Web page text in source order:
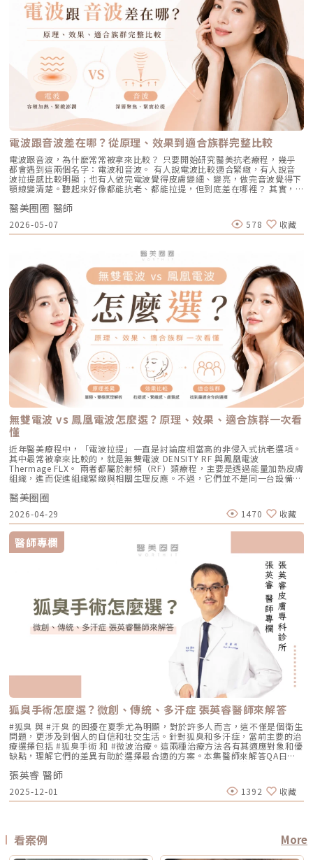
避孕一段時間；而戰痘雷射純粹是物理性光電治療，對全身系統無影響（但
孕婦本身基於安全考量，雷射療程前仍須經醫師評估）。 滿臉油光、毛孔
粗大者：即使目前沒有嚴重的發炎痘痘，但深受「中東油田」困擾，希望從
根本減少出油量的人。 作息不正常、壓力型成人痘：針對因為熬夜、壓力
大導致賀爾蒙波動，進而反覆在下巴、兩頰爆發的成人痘，精準破壞皮脂腺
能有效阻斷復發。 深色肌膚患者：過去許多雷射（如脈衝光、某些淨膚雷
射）在深色肌膚上容易引發熱傷害或色素沉澱（反黑）。AviClear 的
1726nm 波長針對的是「油脂」而非「黑色素」，因此適用於 Fitzpatrick
膚色分類的 I 到 VI 型（包含極深色肌膚），安全性極高。AviClear 戰痘雷
射 常見 QA 總整理在決定進行療程前，大家心中難免還有一些疑問。我們
整理了討論度最高的幾個問題：Q1：打 AviClear 戰痘雷射會痛嗎？需要敷
麻藥嗎？A：疼痛度極低，多數患者甚至不需要敷麻藥！怕痛的人有福了！
AviClear 搭載了專利的「AviCool™ 藍寶石冷卻技術」，探頭在雷射擊發的
前、中、後都會持續為肌膚表面降溫。治療過程中，主要會感覺到探頭冰冰
涼涼的，伴隨輕微的溫熱感或是像被橡皮筋輕彈的感覺。相較於傳統雷射或
手工清粉刺的痛楚，整體舒適度大幅提升，輕鬆就能完成療程。Q2：我現
在正在吃口服 A 酸，可以打 AviClear 嗎？A：建議先與主治醫師討論。一
般來說，口服 A 酸會讓皮膚變得比較薄且脆弱。多數醫師會建議在停用口服
A 酸至少 1 到 3 個月後，讓皮膚屏障稍微恢復，再來進行雷射治療會比較
安全。Q3：如果我只有局部（例如下巴）長痘痘，可以只打局部嗎？A：通
常建議「全臉治療」效果最佳。皮脂腺是分佈在全臉的，雖然目前只有下巴
在發炎，但其他區域的皮脂腺可能也處於過度活躍的狀態。全臉均勻施打可
以達到整體控油、預防其他部位未來爆發的效果。當然，醫師在施打時，會
針對正在發炎的嚴重區域特別加強能量。Q4：三次療程結束後，一輩子都
幅萎縮皮脂腺，把出油量降到極低，讓長痘痘的機率降到最低。但人體是有
自我修復機制的，經過數年後，部分皮脂腺可能會慢慢恢復部分功能。此
外，極端的壓力、嚴重的賀爾蒙失調依然可能引發零星的痘痘。但整體來
說，膚況絕對會比治療前穩定非常多。許多人會選擇在 1 到 2 年後，將
AviClear 作為年度的「控油進廠保養」來施打一次。Q5：打完 AviClear 後
有修復期嗎？該怎麼保養？A：由於屬於「非侵入性」的安全療程，術後皮
膚最多只會有輕微的泛紅，通常在幾個小時到一天內就會自然消退，完全不
影響日常上班上課。術後的保養也非常簡單：只要做好「基礎保濕」與「確
實防曬」，並在術後一週內暫停使用美白、酸類或去角質等刺激性產品即
可。對於忙碌的現代人來說，是非常友善的午休醫美選擇。拿回肌膚的主導
權，抗痘不再是一場苦戰青春痘從來就不只是一個表面的皮膚問題，它更深
刻地牽動著個人的自信心與社交生活。過去，嚴重痘痘肌患者往往陷入兩
難：任憑痘痘反覆肆虐，或是無奈忍受口服藥物的強烈副作用。隨著 2026
年新一代抗痘武器AviClear 戰痘雷射（1726nm）問世，無疑為醫學美容界
與深受痘痘困擾的患者，提供了一個全新、安全且具備極長效性的無藥物解
答。它成功將抗痘戰場，從伴隨負擔的全身性藥物代謝，精準轉移至局部的
皮脂腺控制，從源頭阻斷致痘環境。如果你也厭倦了反覆擦藥、吃藥的無盡
輪迴，渴望重新擁有一張清爽、穩定、不易泛油光的健康臉龐，建議尋求專
業醫師進行完整的膚況評估。透過精準的雷射療程規劃，為自己預約一個遠
離痘疤與油光的全新未來！
失與肌膚老化的重要因素之一。長期日曬會加速毛孔鬆弛，因此無論晴雨都
應確實做好防曬（塗抹防曬乳或物理性遮蔽）。醫美療程如何精準對抗毛孔
粗大？如果你期待的是肉眼可見的改善幅度，相比起日常保養，專業的醫美
療程通常會是更直接且具效率的選擇之一。隨著醫美科技的不斷進步，針對
不同成因的毛孔問題都有相對應的解方！1. 溫和深層清潔：海菲秀
（HydraFacial）原理：屬於非侵入性的保養。利用專利的負壓水渦流技
術，溫和無痛地吸出毛孔深層的黑頭、白頭粉刺與多餘皮脂，同時導入高濃
度的保濕與抗氧化精華。適合誰：出油粉刺型毛孔、怕痛不敢打雷射、想作
為重要活動前的急救保養者。效果與特色：做完當下皮膚立刻感受到「會呼
吸」的潔淨感，毛孔因為髒污被清空並喝飽水，視覺上會立刻變得細緻，且
無恢復期。2. 光電雷射：皮秒雷射（搭配特殊透鏡）原理：皮秒雷射
（Pico Laser）是目前詢問度最高的縮毛孔療程。核心在於加上了「蜂巢透
鏡」或「聚焦透鏡」。這能在不破壞表皮的情況下，將雷射光束匯聚，在真
皮層產生「空泡效應（LIOB）」。這就像是在皮膚深層進行微小的破壞，
藉此喚醒肌膚的自癒機制，大量刺激膠原蛋白與彈力纖維新生，進而把毛孔
周圍的凹陷給「撐」起來。適合誰：輕中度的老化型毛孔、輕微淺層痘疤、
想同時改善膚色不均與暗沉的人。效果與特色：熱傷害小，術後通常只會紅
腫1~3天，幾乎不影響日常生活。是目前 CP 值極高的定期保養型雷射。3.
重度凹洞救星：UP雷射原理：如果是屬於嚴重的「疤痕/凹洞型毛孔」，皮
秒雷射可能不夠力，這時候就需要汽化型雷射上場。例如 UP雷射
（UltraPulse），它能將能量精準且極深地打入真皮層甚至皮下組織，切斷
硬化的纖維化疤痕組織，進行深層的肌膚重建。適合誰：嚴重的冰鑿型痘
疤、嚴重凹洞型毛孔粗大。效果與特色：效果非常強大且顯著，但相對的
「破壞力」也強。術後會有明顯的點狀結痂、流組織液，恢復期較長（約需
波 Exion、無限電波 Potenza）原理：結合了「微針」與「電波（RF）」
雙重優勢。透過極細的微針穿透表皮，在到達真皮層特定深度時瞬間釋放電
波熱能。這不僅能刺激膠原蛋白與彈力蛋白重組（改善老化型毛孔），微針
的物理性破壞與電波熱能，還能破壞過度活躍的皮脂腺（改善出油型毛
孔）。適合誰：混合型毛孔（又油又鬆弛）、肝斑體質不適合打高能量雷射
者、想全面提升膚質緊緻度的人。效果與特色：因為熱能在皮膚深層釋放，
表皮的熱傷害極小，退紅快（通常隔天即可上妝）。對於膚質的「整體優
化」有非常亮眼的表現。5. 物理性微創重建：得美微針筆（Dermapen）原
理：透過儀器上極細微的針頭，在肌膚表層每秒創造出1,920的微小穿刺通
道。這種「微破壞」能直接啟動肌膚天然的傷口癒合機制，刺激膠原蛋白與
彈力蛋白增生。更棒的是，這些微通道能像海綿一樣，大幅提升後續保養精
華（如生長因子、高濃度玻尿酸）的吸收率，達到加乘的養膚效果。適合族
群：老化型毛孔、淺層凹洞型毛孔、膚質粗糙者，以及對部分能量型療程較
為敏感、希望降低反黑風險的族群（實際仍需由醫師評估）。效果與特色：
因為沒有雷射或電波的「熱傷害」，所以術後照顧相對簡單，反黑機率極
低。做完後通常會有 1~3 天的微泛紅，能溫和改善膚質與毛孔細緻度的新
興療程。醫美療程怎麼選？重點大評比為了讓你更清楚怎麼挑選，我們整理
了五大主力療程的比較表：療程後的關鍵：醫美術後保養黃金法則許多人投
入療程本身，卻忽略術後照護的重要性，可能影響修復效果，甚至增加色素
沉澱風險。掌握以下三大原則，有助於穩定膚況並延續療程效果：1. 加強保
濕修護雷射或電波療程後，肌膚屏障暫時較為脆弱，容易出現乾燥與水分流
失。建議選擇成分單純、無香精與酒精的保濕與修護產品（如玻尿酸、神經
醯胺），協助維持肌膚修復所需的穩定環境。2. 落實防曬措施術後肌膚對紫
外線較為敏感，建議使用足夠防曬係數（如 SPF30–50 以上），並搭配帽
子、陽傘等物理性防曬，以降低色素沉澱的風險。3. 避免刺激性保養於恢復
期間內，應暫停使用酸類（如果酸、水楊酸）、A醇、去角質及高刺激性美
白產品。實際恢復時間會依療程種類與個人膚況不同，建議依照醫師指示逐
步恢復日常保養。毛孔粗大常見問題Q&A Q1：做完醫美，毛孔就可以「完
全消失」嗎？ 這是不切實際的期望喔！毛孔是皮膚正常的生理結構，不可
能完全消失不見。醫美療程的目標是讓變大、變形毛孔「縮小、變淺」，讓
肌膚在視覺上達到平滑、細緻的效果，也就是俗稱的「水煮蛋肌」狀態。
Q2：打雷射縮毛孔，皮膚會不會越打越薄？ 正確的雷射治療不但不會讓皮
膚變薄，反而會因為刺激真皮層膠原蛋白新生，讓肌膚變得更厚實、更有彈
性！但前提是「間隔時間要充足」且「能量掌控得當」，過度頻繁的施打才
有可能破壞皮膚屏障。Q3：改善毛孔粗大，通常需要打幾次才有效？ 醫美
不是變魔術，通常需要一個「療程」的規劃。以皮秒雷射或微針電波為例，
通常會建議進行 3~5 次（每次間隔約 4~6 週）為一個完整療程。不過，多
數人在第 2 次治療後，就會感覺到上妝變得服貼、出油量減少的明顯變化
了。Q4：我是容易泛紅的敏感肌或酒糟肌，也能做醫美縮毛孔嗎？需經醫
師審慎評估。敏感肌或酒糟肌因皮膚屏障較脆弱，若在發炎尚未穩定的情況
下進行高能量雷射，可能增加泛紅加劇或刺激反應的風險。因此治療重點通
常會先放在「穩定膚況與降低發炎反應」，並依個別狀況調整可能的誘發因
素。待肌膚穩定後，再由醫師評估選擇較溫和的療程，例如微針類療程或能
量可精準控制的微針電波，以循序漸進方式改善毛孔粗大與膚質細緻度。
Q5：我平常有在擦酸類或A醇縮毛孔，做醫美前後需要停用嗎？建議暫停使
用，但實際時間需依療程種類與個人膚況調整。酸類（如果酸、水楊酸）與
A醇會促進角質代謝，可能在療程前後增加肌膚敏感度，使刺激反應（如泛
紅、乾燥）加劇，並提高色素沉澱的風險。一般常見建議為：療程前約3–7
天暫停使用，術後約1–2週再視肌膚修復狀況逐步恢復。但實際仍應依醫師
評估為準。在停用期間，建議以溫和清潔、加強保濕與修護（如玻尿酸、神
經醯胺等），並落實防曬措施，協助肌膚穩定修復。擺脫毛孔焦慮，找回平
滑自信肌對抗毛孔粗大是一場長期抗戰，它需要你改變不良的生活習慣、建
立正確的居家保養觀念，並適時借助醫美科技的強大力量來突破瓶頸。現在
的醫美技術已經能為各種膚況提供客製化的解決方案，如果不確定自己到底
是屬於哪一種毛孔類型，或者不知道該從哪一個療程下手，建議直接安排時
間到專業的醫美診所進行諮詢。透過醫師的專業評估，甚至搭配高階的肌膚
檢測儀器，才能為你規劃出最精準、最不走冤枉路的縮毛孔計畫！★溫馨提
考。為什麼斑點這麼難纏？了解色素成因，是選擇療程前最重要的一步許多
人以為斑點只是「曬太陽造成的色塊」，但實際上臉上的每一顆斑，都可能
有不同來源。色素形成的原因多元，深度位置也不相同，因此在治療上自然
不能以單一方式應對。常見的斑點來源包括：一、紫外線長期累積的影響日
曬會刺激黑色素細胞活躍，形成曬斑、雀斑或不均勻暗沉。二、基因與體質
因素有些人天生黑色素細胞較敏感，斑點更容易在年輕時就出現。三、荷爾
蒙波動包含懷孕、避孕藥、壓力、作息不穩等，都可能使色素活躍，例如熟
知的肝斑。四、發炎後色素沉澱（PIH）痘痘、皮膚受傷、過度刺激後，都
可能留下深淺不一的色沉。以上原因造成斑點呈現不同的「深度」「密度」
與「分布」，也使除斑變得不再只是把黑色素擊散這麼簡單。只要能量不
足，改善有限；能量過強，又可能刺激皮膚，造成修復期延長、色素反應，
甚至讓斑點反覆出現。也因為色素問題本身複雜，傳統除斑療程才會讓人覺
得「效果不一定穩定」。要真正提高治療的成功率，關鍵就在於是否能更精
準、穩定地處理不同深度的黑色素，同時降低熱傷害。什麼是 Reepot AI時
光雷射？從技術重新理解除斑Reepot AI時光雷射是一款以 532 nm 綠光為
基礎，並結合 AI 影像分析的智慧型色素雷射，已通過美國 FDA、韓國
KFDA 與台灣 TFDA 核可。它的設計目的，是讓除斑治療更精準、更安全，
也更符合亞洲膚質對低熱傷害的需求。透過AI智慧影像掃描技術，系統能先
辨識斑點的深度與分布，使能量設定更具科學依據。在治療作用上，
Reepot 搭載超低溫冷卻機制，能在能量擊發的同時以低溫保護皮膚，降低
紅腫與熱刺激。其能量原理以機械式震動分散黑色素為主，而非單純依賴高
熱破壞，因此對周邊組織更溫和。簡單來說，它讓除斑從過去較不穩定的模
式，提升為更可控、恢復期更短的療程設計。Reepot 三大核心技術：讓除
斑更精準、安全、穩定在眾多除斑雷射中，Reepot 之所以被視為新一代的
術，不只是把能量打在斑點上，而是以更科學、更安全的方式處理色素問
題。AutoDerm 智慧影像分析系統在正式治療前，系統會先掃描肌膚，辨識
每一處斑點的分布、深度與範圍。這讓醫師不再只依賴肉眼判斷，而是能透
過影像資訊調整能量，讓治療更客製化、也更一致。對於斑點多、深淺不一
或分布不規則的人來說，這項技術能有效提升治療的精準度。CPTL 超冷卻
保護除斑過程中最令人擔心的副作用之一，就是因熱能過高造成紅腫、脫
皮，甚至反黑。CPTL 的作用是在雷射擊發的同時迅速降溫，使肌膚保持在
低溫狀態，避免熱能向周圍擴散。皮膚被冷保護包覆後，不僅治療時更舒
適，也能減少後續的發炎反應，讓整體修復期縮短許多。VSLS色素冷剝離
技術在 532 奈米波長下，Reepot 的能量並非以高熱燒灼黑色素，而是以機
械式的震動作用使色素顆粒鬆動、分離，再交由身體自然代謝。這項機制能
同時保護真皮層的血管結構，減少對健康組織的影響，讓整個治療更溫和，
也降低出現過度刺激或色素反應的可能性。透過這三項核心技術的搭配，
Reepot 不只是單純「把斑點打掉」，而是以更安全、更穩定的方式改善色
素問題，也更符合現代人對於恢復期短、風險低的期待。Reepot 為何能將
斑點一撕即除？人工皮代謝讓改善更有感為什麼 Reepot 能做到治療後「撕
除人工皮時同步帶走斑點」？這與它的能量作用與術後設計密切相關。
Reepot 透過 532 nm 能量搭配冷剝離技術，使表層黑色素逐漸被帶向角質
層；治療後覆蓋的人工皮則提供穩定、封閉式的修復環境，讓色素在代謝期
間被更完整地固定在表皮。當人工皮在回診時由專業人員取下，老化角質連
同部分色素會一併脫落，因此能呈現出「一撕即除」的改善效果。以冷卻保
護與機械式震動相結合的方式，讓斑點代謝更有感，也讓治療成果更直觀。
誰適合做 Reepot？讓你一眼就能找到自己的定位Reepot 特別適合以下肌
膚需求： 曬斑、雀斑、老人斑、顴骨母斑 膚色暗沉不均，看起來不夠乾淨
或偏敏感，不敢嘗試侵略性太高的治療Reepot AI時光雷射的效果：一次能
改善什麼？以下為臨床上常見改善情況（效果因個人皮膚而異）： 斑點淡
化明顯 膚色提亮、均勻度提升 老人斑變淡、邊界變柔和 妝感變乾淨，妝更
貼更亮 肌膚質地有細緻感Reepot 術後恢復期與照護指南Reepot 最大優勢
之一就是修復期短。常見反應淡淡泛紅：1–3 天斑點結痂／色素加深：3–7
天代謝期：1–2 週術前事項1. 治療部位若有傷口、感染或過敏發炎需等肌膚
恢復後再施作。2. 有心律調節器、光敏感或慢性疾病者需由醫師評估安全
性。3. 孕婦、哺乳者與近期使用光敏藥物者不建議進行光電療程。4. 三個
月內做過深層換膚或磨皮者需與醫師確認治療時機。5. 術前請避免日曬並停
止酸類、去角質與刺激性保養品。這些都有助於減少反黑。術後照護1. 人工
皮需連續貼著約 14 天且不可自行撕除。2. 若人工皮翹起或濕潤可加貼更大
片人工皮加強固定。3. 術後兩週內避免三溫暖、蒸氣、劇烈流汗與飲酒。4.
請按時回診由專業人員移除人工皮並檢查膚況。5. 如出現紅腫、刺癢或滲出
應立即聯絡診所處理。6. 色素代謝期間避免使用磨砂、卸妝棉與去角質產
品。7. 修復期需加強保濕並確實做好防曬。Reepot 的優勢到底在哪？與傳
準 舒適度 熱感明顯，需敷麻 即時冷卻系統，可不需敷麻 反黑風險 較高 較
理多種斑點 療程次數 修復期 可能需多次，修復期較長 單次有感改善、修復
期更短 適合性 適合多數色斑但風險略高 適合希望快速、低風險改善的族群
Reepot AI時光雷射禁忌症以下情況在接受 Reepot 治療時需特別注意，需
由醫療人員審慎評估：1. 具有光敏感體質或正在使用感光藥物者若皮膚對光
線反應特別強烈，或正在使用會增加光敏性的藥物，治療後發生刺激或色素
反應的風險較高。2. 三個月內曾使用口服 A 酸A 酸會影響皮膚角質更新與
修復速度，使治療後的反應加劇，因此仿單建議需完全停藥至少三個月。3.
最近三到六個月內接受過填補注射包括玻尿酸、洢蓮絲、舒顏萃等填充劑，
為避免能量影響填充物穩定性，需由醫療人員評估治療時機。4. 三個月內接
受過磨皮或其他侵入性治療若表皮尚未完全恢復，過早進行雷射可能造成過
度刺激或延長恢復期。5. 懷孕與哺乳期間仿單中明確列為需避免的狀況，主
要基於安全性與荷爾蒙變動的不確定性雖然非侵入性，但仍建議暫緩治療。
八歲者不建議未成年人接受此類治療，除非有醫療必要且經監護人與專業醫
電波跟音波差在哪？從原理、效果到適合族群完整比較
電波跟音波，為什麼常常被拿來比較？ 只要開始研究醫美抗老療程，幾乎
都會遇到這兩個名字：電波和音波。 有人說電波比較適合緊緻，有人說音
波拉提感比較明顯；也有人做完電波覺得皮膚變細、變亮，做完音波覺得下
顎線變清楚。聽起來好像都能抗老、都能拉提，但到底差在哪裡？ 其實，
電波和音波最大的差別，不是「哪一個比較厲害」，而是它們使用的能量不
同、作用的層次不同，適合處理的老化問題也不同。 簡單來說： 電波偏向
改善皮膚的鬆、細紋、膚質與緊緻度。 音波偏向改善輪廓的垂、嘴邊肉、
下顎線與深層支撐。 例如：如果把臉比喻成一棟房子，電波比較像是在整
理牆面，讓表面變得更平整、更緊；音波則比較像是在加強地基與支撐結
拉提使用的是 RF 射頻能量。RF 是 Radiofrequency 的縮寫。原理是透過
射頻能量在皮膚組織中產生熱能，讓膠原蛋白受熱收縮，並啟動後續的膠原
蛋白新生與重組。很多人一聽到「加熱」會覺得很抽象，電波不是只打一個
點，而是讓一段皮膚組織被均勻加熱。當皮膚裡的膠原纖維遇到適當熱能，
就像鬆掉的彈力網被重新收緊，視覺上會有比較緊、平整的感覺。所以電波
常見的效果感受包括：皮膚變緊、細紋變淡、毛孔視覺變細緻、臉部鬆弛感
改善、膚質變得比較平滑。也因為電波比較強調「皮膚緊緻」和「膚質改
善」，所以如果困擾的是臉看起來鬆鬆的、眼周或嘴邊有細紋、臉頰摸起來
不夠緊實，電波通常會是可以評估的方向。但要注意，電波不是做完就立刻
變成另一張臉。效果通常會分成兩個階段：一部分人會先感覺皮膚有收緊
感，後續則會隨著膠原蛋白慢慢新生，讓緊緻度逐漸出現。音波是什麼？重
點在聚焦超音波與深層拉提音波拉提使用的是 聚焦式超音波能量，常見名
稱包含 HIFU、MFU 或 MFU-V。它的特色是可以把能量聚焦到皮膚深層，形
成一個個熱凝結點，刺激組織收縮與膠原蛋白新生。部分音波療程可透過不
同深度探頭，將能量作用到接近深層支撐結構的位置，例如常被討論的
SMAS 筋膜層。SMAS 是臉部支撐結構的一部分，傳統拉皮手術也會處理這
個層次。音波的概念，就是透過非侵入式方式，把能量送到較深層的支撐結
構，幫助輪廓往上拉。所以音波常見的效果感受包括：下顎線變清楚、嘴邊
肉改善、臉部線條變順、雙下巴或下半臉鬆垂感變少。如果你的困擾不是細
紋，而是「臉往下掉」、「輪廓線越來越模糊」、「拍照時下半臉變重」，
音波通常會比電波更貼近你的需求。不過音波也不是越深越好、越痛越有
效。不同部位需要不同探頭、不同深度與不同發數，醫師必須依照臉型、脂
肪厚度、骨架與皮膚狀況去規劃。打錯層次、能量過高或發數不合適，都可
能影響效果與安全性。電波、音波、傳統拉皮手術差異表 項目 電波拉提 音
波拉提 傳統拉皮手術 療程原理 使用RF射頻能量，透過熱能刺激膠原蛋白收
縮與新生 使用聚焦式超音波能量，將熱能聚焦到特定深度，刺激組織收縮
與膠原蛋白新生 透過外科手術方式，移除多餘皮膚，並重新拉提、固定鬆
弛組織 作用方向 偏向皮膚緊緻、細紋、膚質與鬆弛感改善 偏向深層支撐、
輪廓拉提、下顎線與嘴邊肉改善 偏向明顯鬆弛、下垂組織與多餘皮膚的結
構性改善 常見作用層次 真皮層、皮下組織，依儀器與能量設定不同 真皮
層、皮下組織、筋膜層等不同深度，依探頭與機型不同 皮膚、皮下組織、
肉、下顎線模糊、臉部下垂感 改善明顯鬆弛、下垂與多餘皮膚，拉提幅度
通常較明顯 適合對象 皮膚開始鬆、細紋變多、毛孔或膚質變粗、想讓臉看
起來更緊緻的人 輪廓開始下垂、嘴邊肉明顯、下顎線不清楚、下半臉變重
型、能量與個人耐受度，可能不需麻醉或搭配舒緩方式 通常需要局部麻
上，依手術範圍與複雜度不同 修復期 多數人修復期短，可能有暫時泛紅、
長，可能有腫脹、瘀青、傷口照護與拆線需求 效果出現時間 部分人術後先
有緊實感，完整效果通常隨膠原蛋白新生逐漸出現 部分人術後有緊繃感，
拉提效果通常會在數週至數月逐漸明顯 術後消腫後逐漸看出效果，完整自
然度需等待恢復期 維持時間 約1年至1年半以上，依個人體質、老化速度與
保養而定 約1年至1年半以上，依個人體質、發數、能量與保養而定 通常可
維持數年，但仍會隨年齡與老化速度改變 優點 非侵入式、修復期短、膚質
與緊緻感改善自然 非侵入式、修復期短、對輪廓線與深層支撐較有針對性
拉提幅度通常較明顯，適合較嚴重鬆弛者 限制 對非常明顯的下垂或多餘皮
膚，改善幅度有限 對膚質、毛孔、細紋的改善不一定比電波明顯 需開刀、
強，要問哪個適合你很多人會問：「電波跟音波哪個效果比較好？」但這個
問題其實很容易問錯方向。因為電波和音波不是同一種東西，它們就像健身
可以優先評估音波。 如果同時有鬆和垂：可以和醫師討論電音波搭配。這
也是為什麼現在很多醫師會用「複合式療程」來做規劃。不是每個人都只需
要一種療程，而是要看老化主要發生在哪一層，再決定適合電波、音波，還
醫美圈圈 醫師
2026-05-07 578 收藏
無雙電波 vs 鳳凰電波怎麼選？原理、效果、適合族群一次看
懂
近年醫美療程中，「電波拉提」一直是討論度相當高的非侵入式抗老選項。
其中最常被拿來比較的，就是無雙電波 DENSITY RF 與鳳凰電波
Thermage FLX。 兩者都屬於射頻（RF）類療程，主要是透過能量加熱皮膚
組織，進而促進組織緊緻與相關生理反應。不過，它們並不是同一台設備，
也不只是名稱不同而已。 簡單來說： 鳳凰電波較常被用於輪廓緊緻與拉提
需求，屬於單極射頻應用的代表療程； 無雙電波則為結合單極與雙極射頻
的複合式電波療程，常被用於同時兼顧緊緻與膚質改善。 根據原廠資料，
Thermage 為非侵入式射頻療程，可應用於肌膚緊緻與平滑需求；而
DENSITY 則採用單極與雙極射頻能量，可作用於不同皮膚層次。 這也是為
什麼許多人在選擇療程時會產生疑問： 我需要的是「輪廓拉提」，還是
「膚質細緻」？ 我適合鳳凰電波，還是無雙電波？ 兩者是否可以搭配施
作？ 以下將用較好理解的方式，帶你一次釐清兩者差異。什麼是鳳凰電波
Thermage FLX？鳳凰電波的正式名稱是 Thermage FLX，為台灣索塔
SoltaTaiwan Limited旗下的射頻設備。根據台灣原廠資料，Thermage
FLX 採用單極電容耦合射頻技術。所謂「電容耦合」，簡單來說就是能量透
過皮膚表面傳導進入皮膚內部，無需破壞皮膚結構。它的特色是「單極電
波」。是能將熱能傳遞到較深層的皮膚組織，形成較廣泛的容積式加熱。一
般民眾常聽到的「電波拉提」、「緊緻輪廓」、「改善鬆弛」，多半就是從
這類療程概念延伸而來。由於屬於非侵入式，不需要手術或注射，且通常恢
復期較短；效果可能在療程後逐漸顯現，並隨著時間持續變化。鳳凰電波適
合施打族群鳳凰電波比較常被期待用在以下需求： 臉部鬆弛感 下顎線不清
楚 嘴邊肉或輪廓線變模糊 眼周細紋與鬆弛 身體局部肌膚鬆弛 常被作為年度
型保養選項之一不過要特別注意，任何非侵入式儀器療程都不是拉皮手術，
也不是填充療程。它比較適合用來改善輕度到中度鬆弛，若已經有明顯皮膚
下垂、脂肪位移或組織支撐不足，仍需要由專業醫師評估是否需搭配其他療
程。什麼是DENSITY RF無雙電波 ？無雙電波的英文名稱為 DENSITY，由
Jeisys Medical 推出。根據 DENSITY 官方資料，這套系統使用單極與雙極
高頻能量，可將能量傳遞到淺層與深層皮膚組織。它和傳統單一電波不同的
地方，在於它主打「單極 + 雙極」的複合式能量設計。單極偏向較深層作
用，雙極則偏向較表層、較集中，因此在療程定位上，無雙電波常被形容為
兼顧： 深層緊緻 淺層膚質 細紋改善 毛孔與光澤感 整體肌膚精緻度
DENSITY 採用 sequential monopolar + bipolar RF，也就是序列式單極
與雙極射頻能量，並搭配冷卻與即時阻抗校準等設計。無雙電波適合施打族
群無雙電波常被期待用在以下族群： 臉沒有嚴重鬆弛，但開始覺得輪廓不
夠緊 膚質變粗、毛孔變明顯 乾燥細紋、光澤感下降 想做電波，但怕疼痛感
太強 想要自然型、精緻型保養 希望同時處理緊緻與膚質所以如果說鳳凰電
波比較偏「輪廓拉提主力」，無雙電波就比較像「緊緻 + 膚質管理」的複合
容積式加熱 療程定位 膚質、細緻、緊緻並重 輪廓、拉提、緊實為主 適合族
醫美圈圈
2026-04-29 1470 收藏
醫師專欄
狐臭手術怎麼選？微創、傳統、多汗症 張英睿醫師來解答
#狐臭 與 #汗臭 的困擾在夏季尤為明顯，對於許多人而言，這不僅是個衛生
問題，更涉及到個人的自信和社交生活。針對狐臭和多汗症，當前主要的治
療選擇包括 #狐臭手術 和 #微波治療。這兩種治療方法各有其適應對象和優
缺點，理解它們的差異有助於選擇最合適的方案。本集醫師來解答QA日常
生活中該如何減少體味產生？重點摘要：00:00 開場00:05 微創旋轉刮刀狐
臭手術與傳統狐臭手術法之比較00:40 狐臭手術治療效果如何？01:55 狐臭
和多汗我都有，但我能使用狐臭手術嗎？02:33 狐臭治療建議幾歲開始做？
03:08 微波治療後汗水會跑到其他部位嗎？04:21 日常生活中該如何減少體
味產生？張英睿皮膚專科診所官網 : http://www.skinbook.com.tw/張英
https://www.instagram.com/drdeungskinclinic/張英睿皮膚專科診所地
址：新北市板橋區文化路一段118號電話：(02)-2250-6065LINE：
@xat.0000195926.1nzhttps://page.line.me/xat.0000195926.1nz?
張英睿 醫師
2025-12-01 1392 收藏
看案例 More